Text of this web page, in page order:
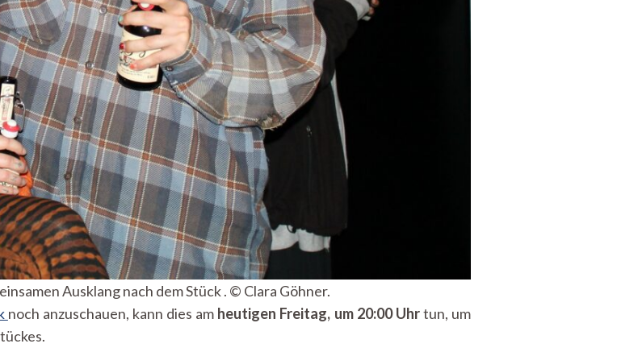
Ausklang nach dem Stück . © Clara Göhner.
noch anzuschauen, kann dies am heutigen Freitag, um 20:00 Uhrtun, um